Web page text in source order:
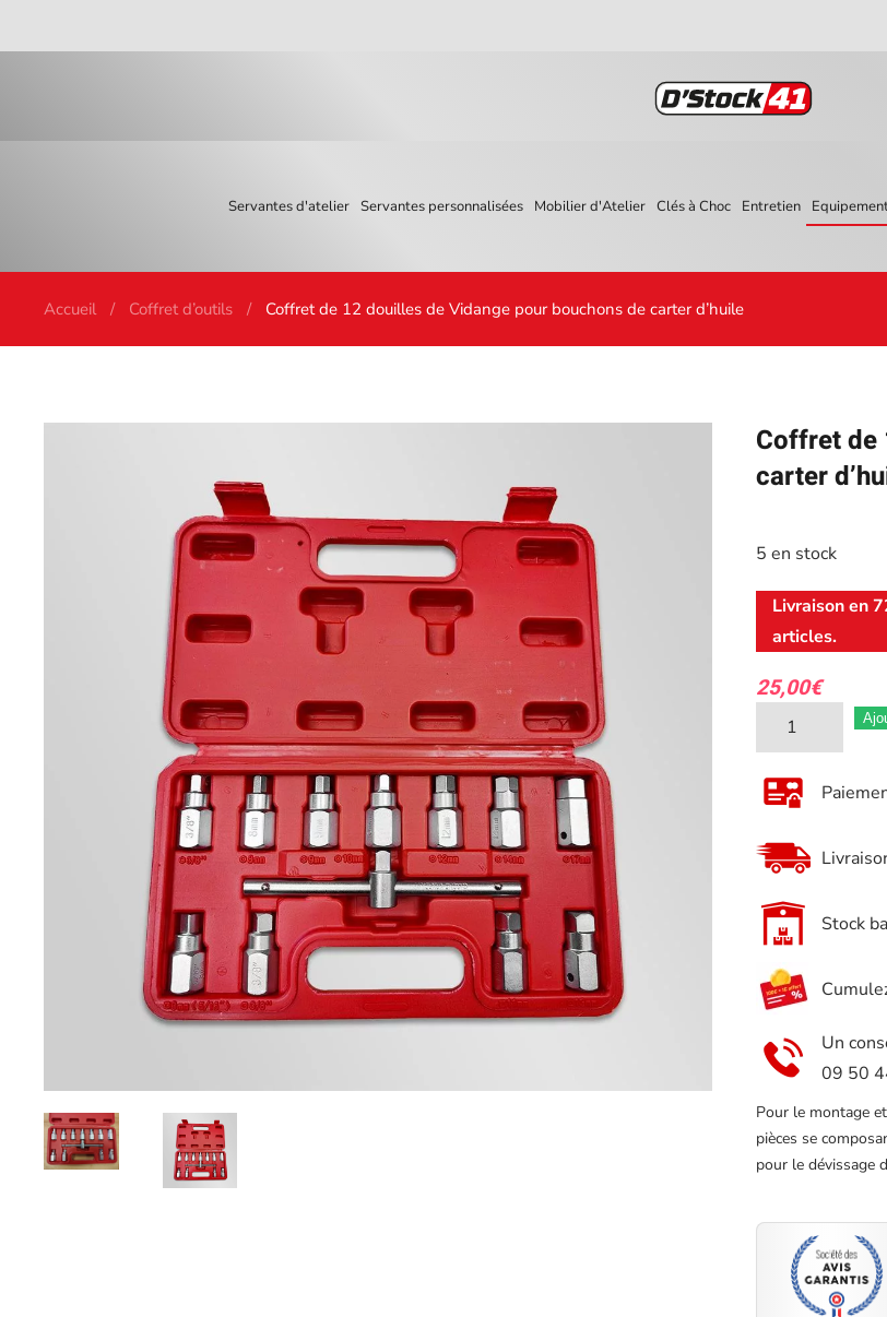
Servantes d'atelier Servantes personnalisées Mobilier d'Atelier Clés à Choc Entretien
Accueil Coffret d’outils Coffret de 12 douilles de Vidange pour bouchons de carter d’huile
Coffret de
carter
5 en stock
Livraison en
articles.
25,00€
quantité
de
Coffret
de
12
douilles
de
Vidange
bouchons
carter
d'huile
Stock
Un
09 50
Pour le montage
pièces se
pour le dévissage